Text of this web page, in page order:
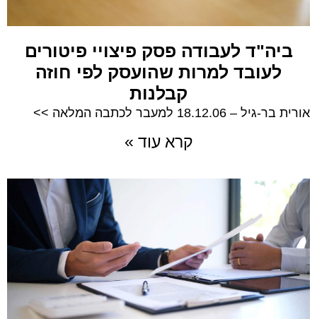
ביה"ד לעבודה פסק פיצויי פיטורים
לעובד למרות שהועסק לפי חוזה
קבלנות
אורית בר-גיל – 18.12.06 למעבר לכתבה המלאה >>
קרא עוד »